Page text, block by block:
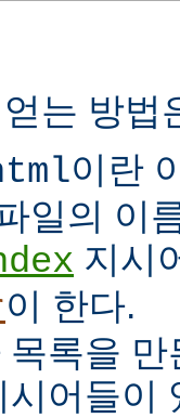
는 방법
이란
일의 이
지시
이 한다.
록을
시어들이